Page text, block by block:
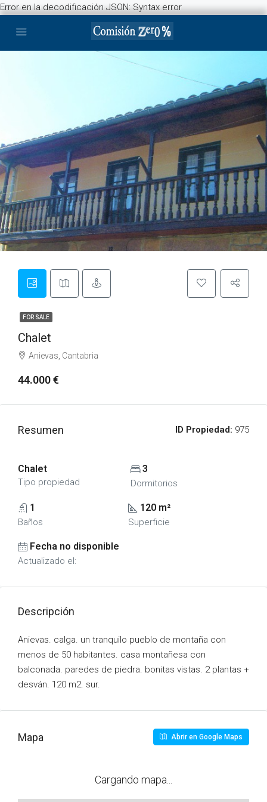
Error en la decodificación JSON: Syntax error
FOR SALE
Chalet
Anievas, Cantabria
44.000 €
Resumen ID Propiedad: 975
Chalet
Tipo propiedad
3
Dormitorios
1
Baños
120 m²
Superficie
Fecha no disponible
Actualizado el:
Descripción
Anievas. calga. un tranquilo pueblo de montaña con
menos de 50 habitantes. casa montañesa con
balconada. paredes de piedra. bonitas vistas. 2 plantas +
desván. 120 m2. sur.
Mapa Abrir en Google Maps
Cargando mapa...